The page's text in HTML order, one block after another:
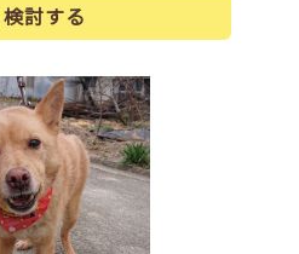
検討する